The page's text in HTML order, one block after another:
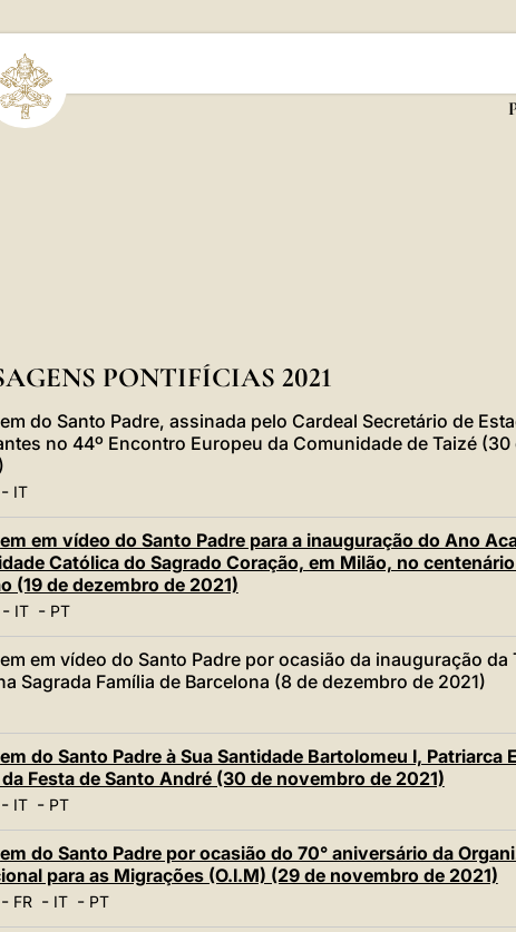
PONTIFÍCIAS 2021
do Santo Padre, assinada pelo Cardeal Secretário de
no 44º Encontro Europeu da Comunidade de Taizé (30
IT
em vídeo do Santo Padre para a inauguração do Ano
Católica do Sagrado Coração, em Milão, no
(19 de dezembro de 2021)
- IT- PT
em vídeo do Santo Padre por ocasião da inauguração da
Sagrada Família de Barcelona (8 de dezembro de 2021)
do Santo Padre à Sua Santidade Bartolomeu I, Patriarca
Festa de Santo André (30 de novembro de 2021)
IT- PT
do Santo Padre por ocasião do 70° aniversário da
para as Migrações (O.I.M) (29 de novembro de 2021)
FR- IT- PT